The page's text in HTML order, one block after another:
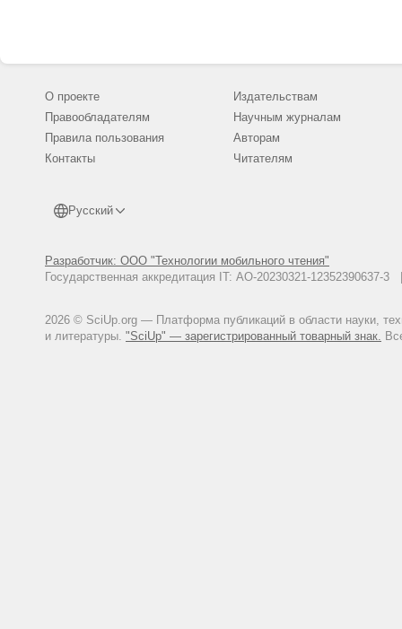
О проекте
Правообладателям
Правила пользования
Контакты
Русский
Разработчик: ООО "Технологии мобильного чтения"
Государственная аккредитация IT: АО-20230321-
2026 © SciUp.org — Платформа публикаций в области науки,
и литературы. "SciUp" — зарегистрированный товарный знак.
Издательствам
Научным журналам
Авторам
Читателям